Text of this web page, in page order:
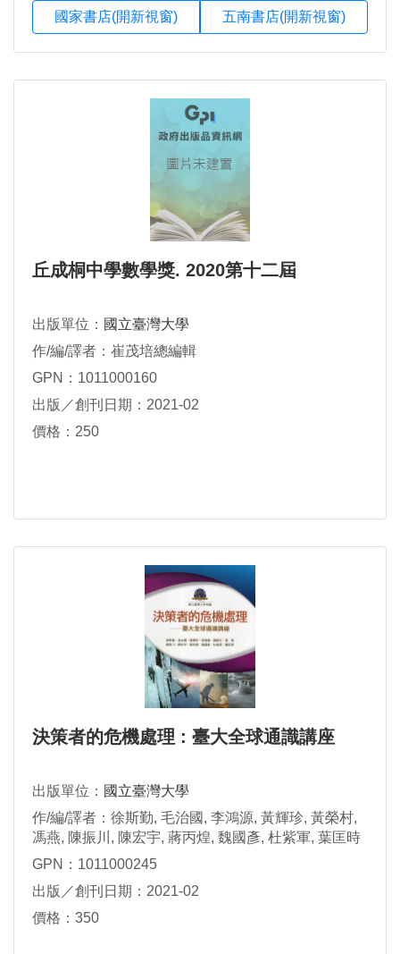
國家書店(開新視窗) 五南書店(開新視窗)
丘成桐中學數學獎. 2020第十二屆
出版單位： 國立臺灣大學
作/編/譯者：崔茂培總編輯
GPN：1011000160
出版／創刊日期：2021-02
價格：250
決策者的危機處理 : 臺大全球通識講座
出版單位： 國立臺灣大學
作/編/譯者：徐斯勤, 毛治國, 李鴻源, 黃輝珍, 黃榮村,
馮燕, 陳振川, 陳宏宇, 蔣丙煌, 魏國彥, 杜紫軍, 葉匡時
作
GPN：1011000245
出版／創刊日期：2021-02
價格：350